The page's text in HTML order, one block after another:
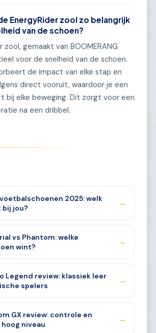
EnergyRider zool zo belangrijk
van de schoen?
zool, gemaakt van BOOMERANG
voor de snelheid van de schoen.
de impact van elke stap en
direct vooruit, waardoor je een
bij elke beweging. Dit zorgt voor een
na een dribbel.
2025: welk
jou?
→
vs Phantom: welke
wint?
→
Legend review: klassiek leer
spelers
→
GX review: controle en
niveau
→